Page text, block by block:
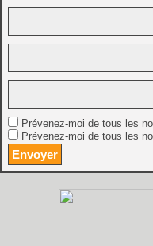
Prévenez-moi de tous les
Prévenez-moi de tous les